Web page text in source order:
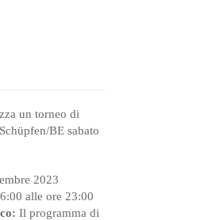
un torneo di
BE sabato
2023
alle ore 23:00
Il programma di